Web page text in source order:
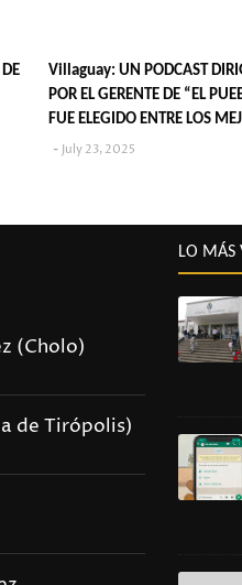
Villaguay: UN PODCAST
POR EL GERENTE DE “EL
FUE ELEGIDO ENTRE LOS
DEL MUNDO
July 23, 2025
(Cholo)
de Tirópolis)
LO MÁS